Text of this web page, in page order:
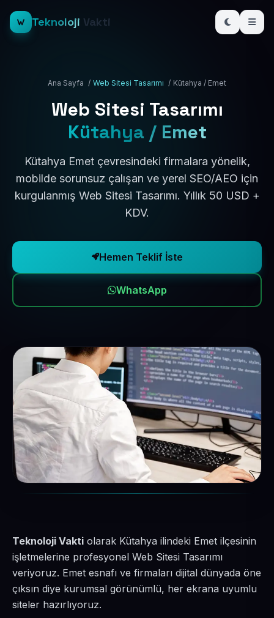
Teknoloji Vakti
Ana Sayfa / Web Sitesi Tasarımı / Kütahya / Emet
Web Sitesi Tasarımı
Kütahya / Emet
Kütahya Emet çevresindeki firmalara yönelik,
mobilde sorunsuz çalışan ve yerel SEO/AEO için
kurgulanmış Web Sitesi Tasarımı. Yıllık 50 USD +
KDV.
Hemen Teklif İste
WhatsApp
Teknoloji Vakti olarak Kütahya ilindeki Emet ilçesinin
işletmelerine profesyonel Web Sitesi Tasarımı
veriyoruz. Emet esnafı ve firmaları dijital dünyada öne
çıksın diye kurumsal görünümlü, her ekrana uyumlu
siteler hazırlıyoruz.